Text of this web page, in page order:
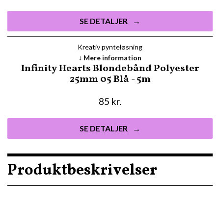
SE DETALJER
Kreativ pynteløsning
Infinity Hearts Blondebånd Polyester
25mm 05 Blå - 5m
85 kr.
SE DETALJER
Mere information
Produktbeskrivelser